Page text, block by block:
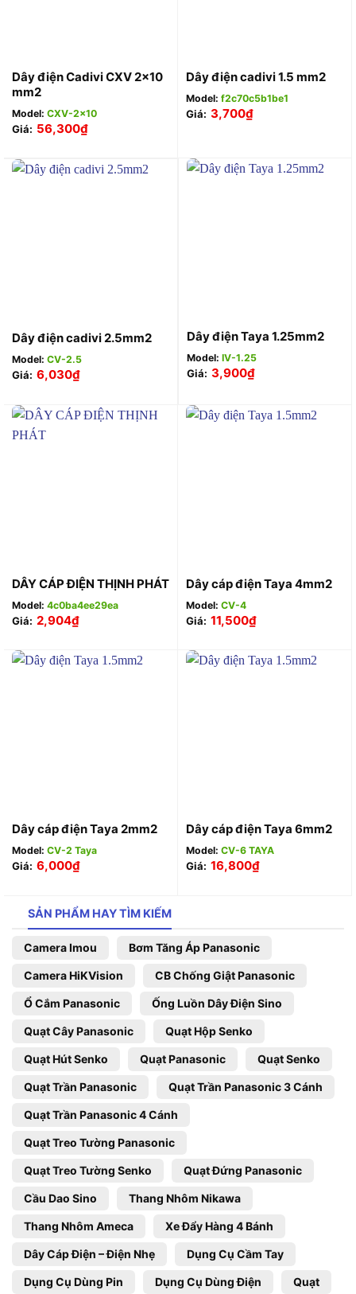
Dây điện Cadivi CXV 2×10
mm2
Model: CXV-2×10
Giá: 56,300₫
Dây điện cadivi 1.5 mm2
Model: f2c70c5b1be1
Giá: 3,700₫
Dây điện cadivi 2.5mm2
Model: CV-2.5
Giá: 6,030₫
Dây điện Taya 1.25mm2
Model: IV-1.25
Giá: 3,900₫
DÂY CÁP ĐIỆN THỊNH PHÁT
Model: 4c0ba4ee29ea
Giá: 2,904₫
Dây cáp điện Taya 4mm2
Model: CV-4
Giá: 11,500₫
Dây cáp điện Taya 2mm2
Model: CV-2 Taya
Giá: 6,000₫
Dây cáp điện Taya 6mm2
Model: CV-6 TAYA
Giá: 16,800₫
SẢN PHẨM HAY TÌM KIẾM
Camera Imou Bơm Tăng Áp Panasonic
Camera HiKVision CB Chống Giật Panasonic
Ổ Cắm Panasonic Ống Luồn Dây Điện Sino
Quạt Cây Panasonic Quạt Hộp Senko
Quạt Hút Senko Quạt Panasonic Quạt Senko
Quạt Trần Panasonic Quạt Trần Panasonic 3 Cánh
Quạt Trần Panasonic 4 Cánh
Quạt Treo Tường Panasonic
Quạt Treo Tường Senko Quạt Đứng Panasonic
Cầu Dao Sino Thang Nhôm Nikawa
Thang Nhôm Ameca Xe Đẩy Hàng 4 Bánh
Dây Cáp Điện – Điện Nhẹ Dụng Cụ Cầm Tay
Dụng Cụ Dùng Pin Dụng Cụ Dùng Điện Quạt